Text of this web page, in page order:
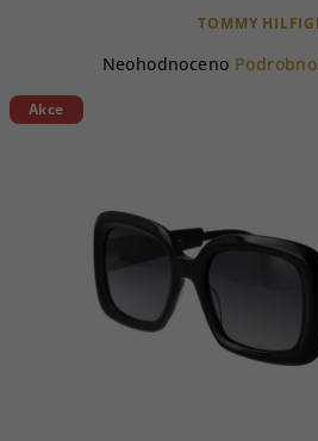
TOMMY
produktu
hvězdiček.
Neohodnoceno
Akce